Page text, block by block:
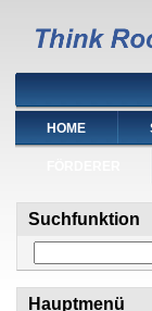
HOME
Suchfunktion
Hauptmenü